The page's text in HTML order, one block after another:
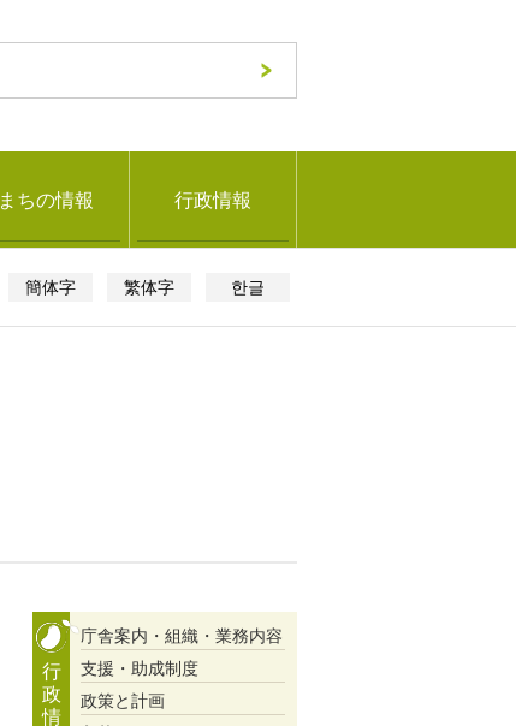
まちの情報 行政情報
簡体字 繁体字 한글
行
政
情
庁舎案内・組織・業務内容
支援・助成制度
政策と計画